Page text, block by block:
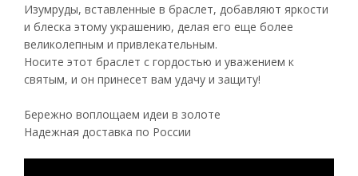
Изумруды, вставленные в браслет, добавляют яркости
и блеска этому украшению, делая его еще более
великолепным и привлекательным.
Носите этот браслет с гордостью и уважением к
святым, и он принесет вам удачу и защиту!
Бережно воплощаем идеи в золоте
Надежная доставка по России